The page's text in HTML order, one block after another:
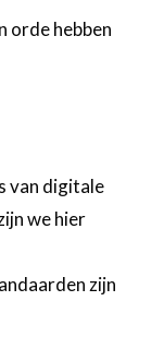
orde hebben
van digitale
we hier
zijn